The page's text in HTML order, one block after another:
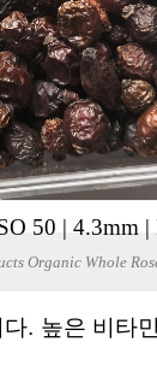
50 | 4.3mm |
Organic Whole